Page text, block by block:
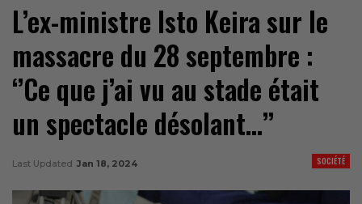
L’ex-ministre Isto Keira sur le
massacre du 28 septembre :
‘’Ce que j’ai vu au stade était
un spectacle désolant…’’
SOCIÉTÉ
Last Updated Jan 18, 2024